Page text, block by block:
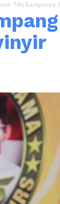
JKW-KMA?